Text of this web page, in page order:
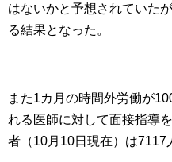
はないかと予想されていた
る結果となった。
また1カ月の時間外労働が
れる医師に対して面接指導
者（10月10日現在）は7117